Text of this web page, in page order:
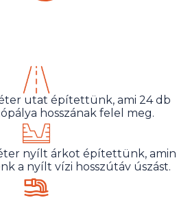
utat építettünk, ami 24 db
hosszának felel meg.
nyílt árkot építettünk, amin
a nyílt vízi hosszútáv úszást.